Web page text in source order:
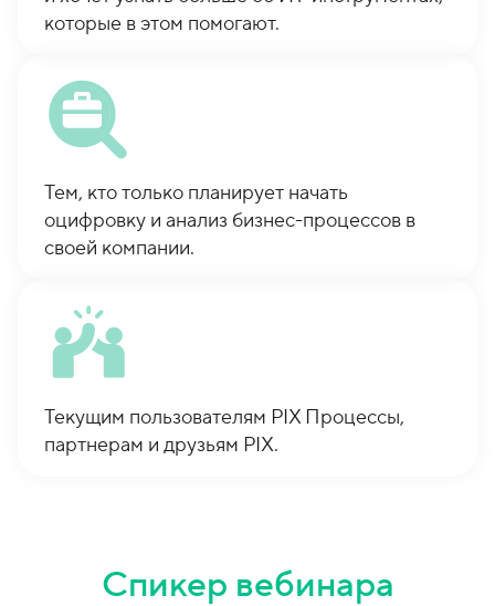
которые в этом помогают.
Тем, кто только планирует начать
оцифровку и анализ бизнес-процессов в
своей компании.
Текущим пользователям PIX Процессы,
партнерам и друзьям PIX.
Спикер вебинара